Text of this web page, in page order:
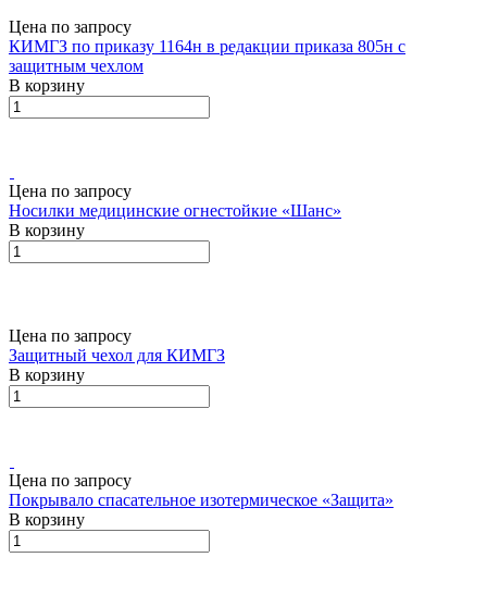
Цена по запросу
КИМГЗ по приказу 1164н в редакции приказа 805н с
защитным чехлом
В корзину
Цена по запросу
Носилки медицинские огнестойкие «Шанс»
В корзину
Цена по запросу
Защитный чехол для КИМГЗ
В корзину
Цена по запросу
Покрывало спасательное изотермическое «Защита»
В корзину